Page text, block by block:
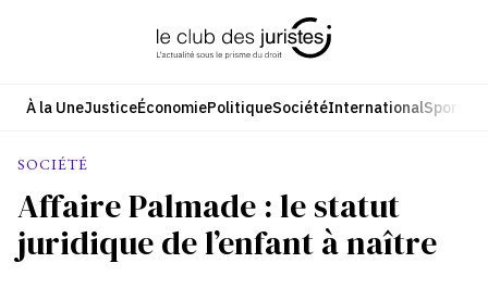
À la UneJusticeÉconomiePolitiqueSociétéInternationalSport
SOCIÉTÉ
Affaire Palmade : le statut
juridique de l’enfant à naître